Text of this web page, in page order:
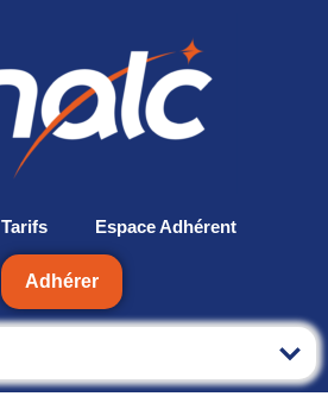
Tarifs Espace Adhérent
Adhérer